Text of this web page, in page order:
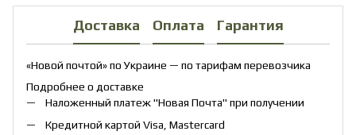
Доставка Оплата Гарантия
«Новой почтой» по Украине — по тарифам перевозчика
Подробнее о доставке
Наложенный платеж "Новая Почта" при получении
Кредитной картой Visa, Mastercard